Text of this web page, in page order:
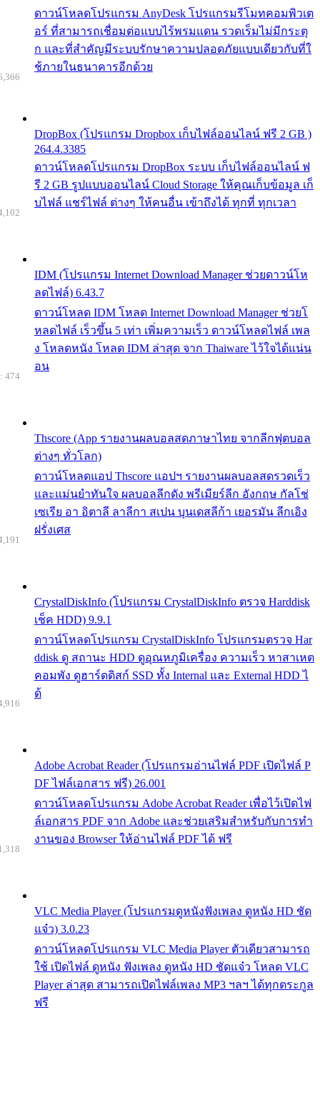
ดาวน์โหลดโปรแกรม AnyDesk โปรแกรมรีโมทคอมพิวเต
อร์ ที่สามารถเชื่อมต่อแบบไร้พรมแดน รวดเร็มไม่มีกระตุ
ก และที่สำคัญมีระบบรักษาความปลอดภัยแบบเดียวกับที่ใ
ช้ภายในธนาคารอีกด้วย
DropBox (โปรแกรม Dropbox เก็บไฟล์ออนไลน์ ฟรี 2 GB )
264.4.3385
ดาวน์โหลดโปรแกรม DropBox ระบบ เก็บไฟล์ออนไลน์ ฟ
รี 2 GB รูปแบบออนไลน์ Cloud Storage ให้คุณเก็บข้อมูล เก็
บไฟล์ แชร์ไฟล์ ต่างๆ ให้คนอื่น เข้าถึงได้ ทุกที่ ทุกเวลา
IDM (โปรแกรม Internet Download Manager ช่วยดาวน์โห
ลดไฟล์) 6.43.7
ดาวน์โหลด IDM โหลด Internet Download Manager ช่วยโ
หลดไฟล์ เร็วขึ้น 5 เท่า เพิ่มความเร็ว ดาวน์โหลดไฟล์ เพล
ง โหลดหนัง โหลด IDM ล่าสุด จาก Thaiware ไว้ใจได้แน่น
อน
Thscore (App รายงานผลบอลสดภาษาไทย จากลีกฟุตบอล
ต่างๆ ทั่วโลก)
ดาวน์โหลดแอป Thscore แอปฯ รายงานผลบอลสดรวดเร็ว
และแม่นยำทันใจ ผลบอลลีกดัง พรีเมียร์ลีก อังกฤษ กัลโช่
เซเรีย อา อิตาลี ลาลีกา สเปน บุนเดสลีก้า เยอรมัน ลีกเอิง
ฝรั่งเศส
474
CrystalDiskInfo (โปรแกรม CrystalDiskInfo ตรวจ Harddisk
เช็ค HDD) 9.9.1
ดาวน์โหลดโปรแกรม CrystalDiskInfo โปรแกรมตรวจ Har
ddisk ดู สถานะ HDD ดูอุณหภูมิเครื่อง ความเร็ว หาสาเหต
คอมพัง ดูฮาร์ดดิสก์ SSD ทั้ง Internal และ External HDD ไ
ด้
Adobe Acrobat Reader (โปรแกรมอ่านไฟล์ PDF เปิดไฟล์ P
DF ไฟล์เอกสาร ฟรี) 26.001
ดาวน์โหลดโปรแกรม Adobe Acrobat Reader เพื่อไว้เปิดไฟ
ล์เอกสาร PDF จาก Adobe และช่วยเสริมสำหรับกับการทำ
งานของ Browser ให้อ่านไฟล์ PDF ได้ ฟรี
VLC Media Player (โปรแกรมดูหนังฟังเพลง ดูหนัง HD ชัด
แจ๋ว) 3.0.23
ดาวน์โหลดโปรแกรม VLC Media Player ตัวเดียวสามารถ
ใช้ เปิดไฟล์ ดูหนัง ฟังเพลง ดูหนัง HD ชัดแจ๋ว โหลด VLC
Player ล่าสุด สามารถเปิดไฟล์เพลง MP3 ฯลฯ ได้ทุกตระกูล
ฟรี